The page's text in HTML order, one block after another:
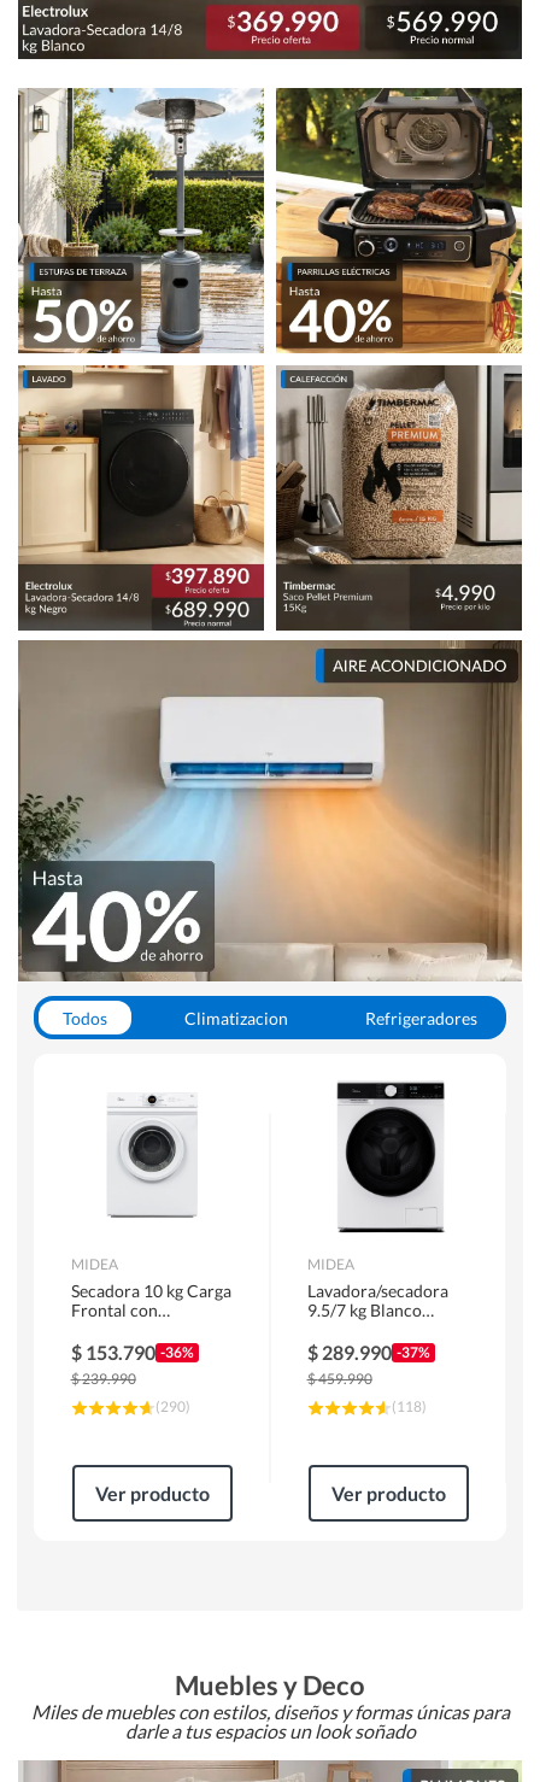
Todos Climatizacion
Refrigeradores
Otros
MIDEA
Secadora 10 kg Carga
Frontal con
MD100A100/W2
$ 153.790 -36%
$239.990
(290)
Ver producto
MIDEA
Lavadora/secadora
9.5/7 kg Blanco
$ 289.990 -37%
$459.990
(118)
Ver producto
Muebles y Deco
Miles de muebles con estilos, diseños y formas únicas para
darle a tus espacios un look soñado